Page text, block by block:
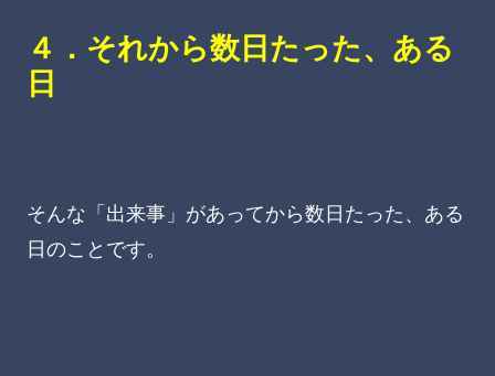
４．それから数日たった、ある
日
そんな「出来事」があってから数日たった、ある
日のことです。